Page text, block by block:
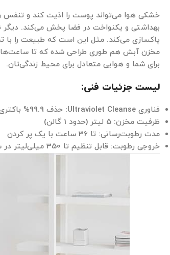
خشکی هوا می‌تواند پوست را اذیت کند و تنفس
بهداشتی و یکنواخت در فضا پخش می‌کند. دیگر
پاکسازی می‌کند. مثل این است که طبیعت را با
مخزن آبش هم طوری طراحی شده که تا ساعت‌ها
برای شما و هوایی متعادل برای محیط زندگی‌تان.
لیست جزئیات فنی:
فناوری Ultraviolet Cleanse: حذف 99.9% باکتری‌های آب
ظرفیت مخزن: 5 لیتر (حدود 1 گالن)
مدت رطوبت‌رسانی: تا 36 ساعت با یک پر کردن
خروجی رطوبت: قابل تنظیم تا 350 میلی‌لیتر در ساعت